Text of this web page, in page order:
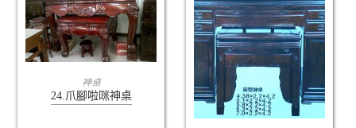
查看內容
神桌
24.爪腳啦咪神桌